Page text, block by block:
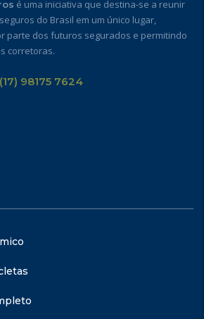
é uma iniciativa que destina-se a reunir
do Brasil em um único lugar,
parte dos futuros segurados e permitindo
corretoras.
(17) 98175 7624